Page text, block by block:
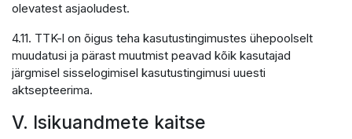
olevatest asjaoludest.
4.11. TTK-l on õigus teha kasutustingimustes ühepoolselt
muudatusi ja pärast muutmist peavad kõik kasutajad
järgmisel sisselogimisel kasutustingimusi uuesti
aktsepteerima.
V. Isikuandmete kaitse